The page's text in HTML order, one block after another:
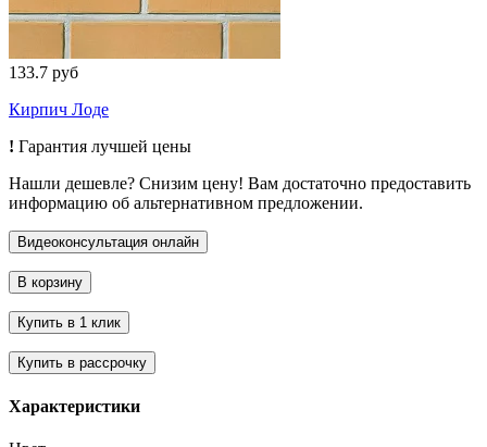
133.7 руб
Кирпич Лоде
! Гарантия лучшей цены
Нашли дешевле? Снизим цену! Вам достаточно предоставить
информацию об альтернативном предложении.
Характеристики